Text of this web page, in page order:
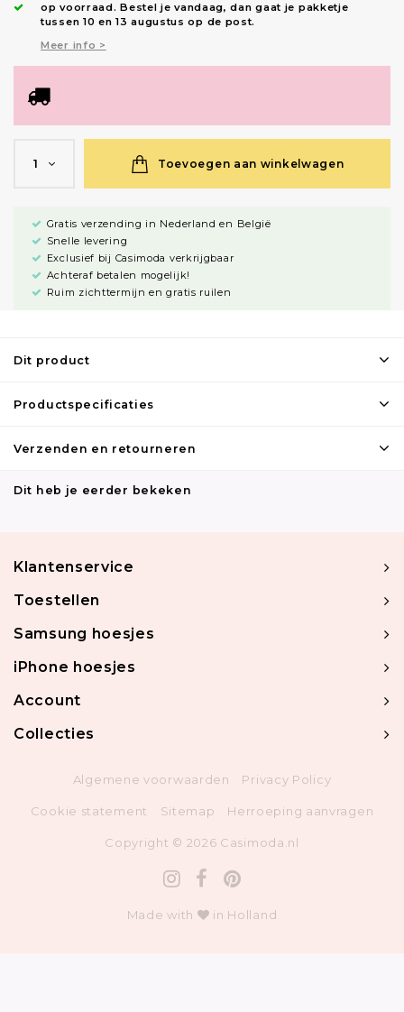
op voorraad.Bestel je vandaag, dan gaat je pakketje
tussen 10 en 13 augustus op de post.
Meer info >
1 Toevoegen aan winkelwagen
Gratis verzending in Nederland en België
Snelle levering
Exclusief bij Casimoda verkrijgbaar
Achteraf betalen mogelijk!
Ruim zichttermijn en gratis ruilen
Dit product
Productspecificaties
Verzenden en retourneren
Dit heb je eerder bekeken
Klantenservice
Toestellen
Samsung hoesjes
iPhone hoesjes
Account
Collecties
Algemene voorwaarden Privacy Policy
Cookie statement Sitemap Herroeping aanvragen
Copyright © 2026 Casimoda.nl
Made with in Holland